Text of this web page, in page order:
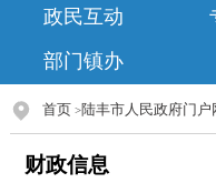
政民互动
部门镇办
首页 >陆丰市人民政府门户
财政信息